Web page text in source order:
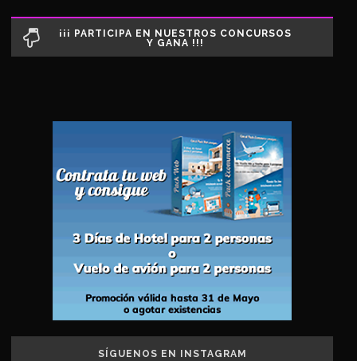
¡¡¡ PARTICIPA EN NUESTROS CONCURSOS
Y GANA !!!
SÍGUENOS EN INSTAGRAM